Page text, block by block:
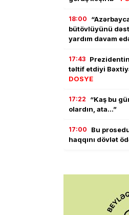
18:00
bütövlüyünü
yardım davam
17:43
təltif etdiyi
DOSYE
17:22
“Kaş bu
olardın, ata…”
17:00
Bu
haqqını dövlət